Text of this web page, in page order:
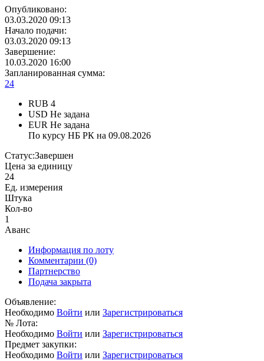
Опубликовано:
03.03.2020 09:13
Начало подачи:
03.03.2020 09:13
Завершение:
10.03.2020 16:00
Запланированная сумма:
24
RUB 4
USD Не задана
EUR Не задана
По курсу НБ РК на 09.08.2026
Статус:Завершен
Цена за единицу
24
Ед. измерения
Штука
Кол-во
1
Аванс
Информация по лоту
Комментарии (0)
Партнерство
Подача закрыта
Объявление:
Необходимо Войти или Зарегистрироваться
№ Лота:
Необходимо Войти или Зарегистрироваться
Предмет закупки:
Необходимо Войти или Зарегистрироваться